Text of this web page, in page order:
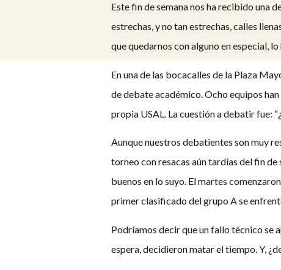
Este fin de semana nos ha recibido una
estrechas, y no tan estrechas, calles
que quedarnos con alguno en especial,
En una de las bocacalles de la Plaza
de debate académico. Ocho equipos
propia USAL. La cuestión a debatir fue:
Aunque nuestros debatientes son muy
torneo con resacas aún tardías del fin de
buenos en lo suyo. El martes
primer clasificado del grupo A se
Podríamos decir que un fallo técnico se
espera, decidieron matar el tiempo. Y,